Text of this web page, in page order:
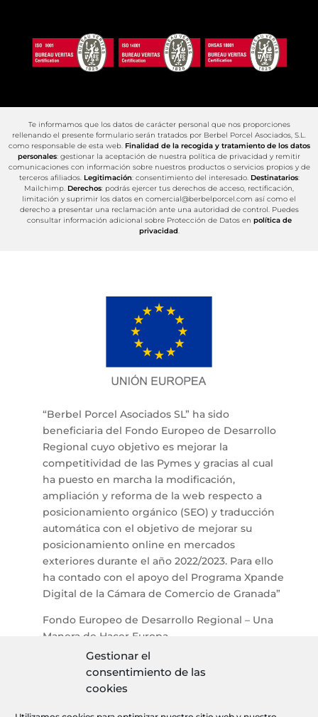
Gestionar el
consentimiento de las
cookies
Te informamos que los datos de carácter personal que nos proporciones
rellenando el presente formulario serán tratados por Berbel Porcel Asociados, S.L.
como responsable de esta web. Finalidad de la recogida y tratamiento de los datos
personales: gestionar la aceptación de nuestra política de privacidad y remitir
comunicaciones con información sobre nuestros productos o servicios propios y de
terceros afiliados. Legitimación: consentimiento del interesado. Destinatarios:
Mailchimp. Derechos: podrás ejercer tus derechos de acceso, rectificación,
limitación y suprimir los datos en comercial@berbelporcel.com así como el
derecho a presentar una reclamación ante una autoridad de control. Puedes
consultar información adicional sobre Protección de Datos en política de
privacidad.
“Berbel Porcel Asociados SL” ha sido
beneficiaria del Fondo Europeo de Desarrollo
Regional cuyo objetivo es mejorar la
competitividad de las Pymes y gracias al cual
ha puesto en marcha la modificación,
ampliación y reforma de la web respecto a
posicionamiento orgánico (SEO) y traducción
automática con el objetivo de mejorar su
posicionamiento online en mercados
exteriores durante el año 2022/2023. Para ello
ha contado con el apoyo del Programa Xpande
Digital de la Cámara de Comercio de Granada”
Fondo Europeo de Desarrollo Regional – Una
Manera de Hacer Europa